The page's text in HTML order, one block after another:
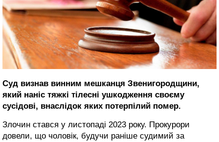
Суд визнав винним мешканця Звенигородщини,
який наніс тяжкі тілесні ушкодження своєму
сусідові, внаслідок яких потерпілий помер.
Злочин стався у листопаді 2023 року. Прокурори
довели, що чоловік, будучи раніше судимий за